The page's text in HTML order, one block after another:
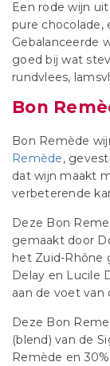
Een rode wijn
pure chocolade,
Gebalanceerde
goed bij wat
rundvlees,
Bon
Bon Remède
Remède,
dat wijn maakt
verbeterende
Deze Bon
gemaakt door
het Zuid-Rhône
Delay en Lucile
aan de voet van
Deze Bon
(blend) van de
Remède en